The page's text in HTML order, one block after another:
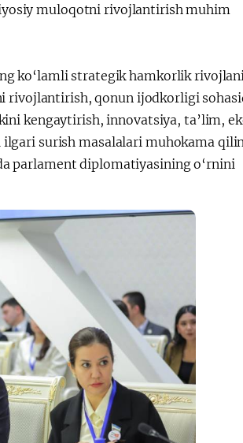
muloqotni rivojlantirish muhim
ko‘lamli strategik hamkorlik
rivojlantirish, qonun ijodkorligi
kengaytirish, innovatsiya, ta’lim,
surish masalalari muhokama
parlament diplomatiyasining o‘rnini